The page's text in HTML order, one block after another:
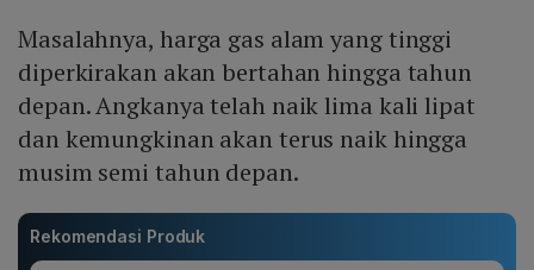
Masalahnya, harga gas alam yang tinggi
diperkirakan akan bertahan hingga tahun
depan. Angkanya telah naik lima kali lipat
dan kemungkinan akan terus naik hingga
musim semi tahun depan.
Rekomendasi Produk